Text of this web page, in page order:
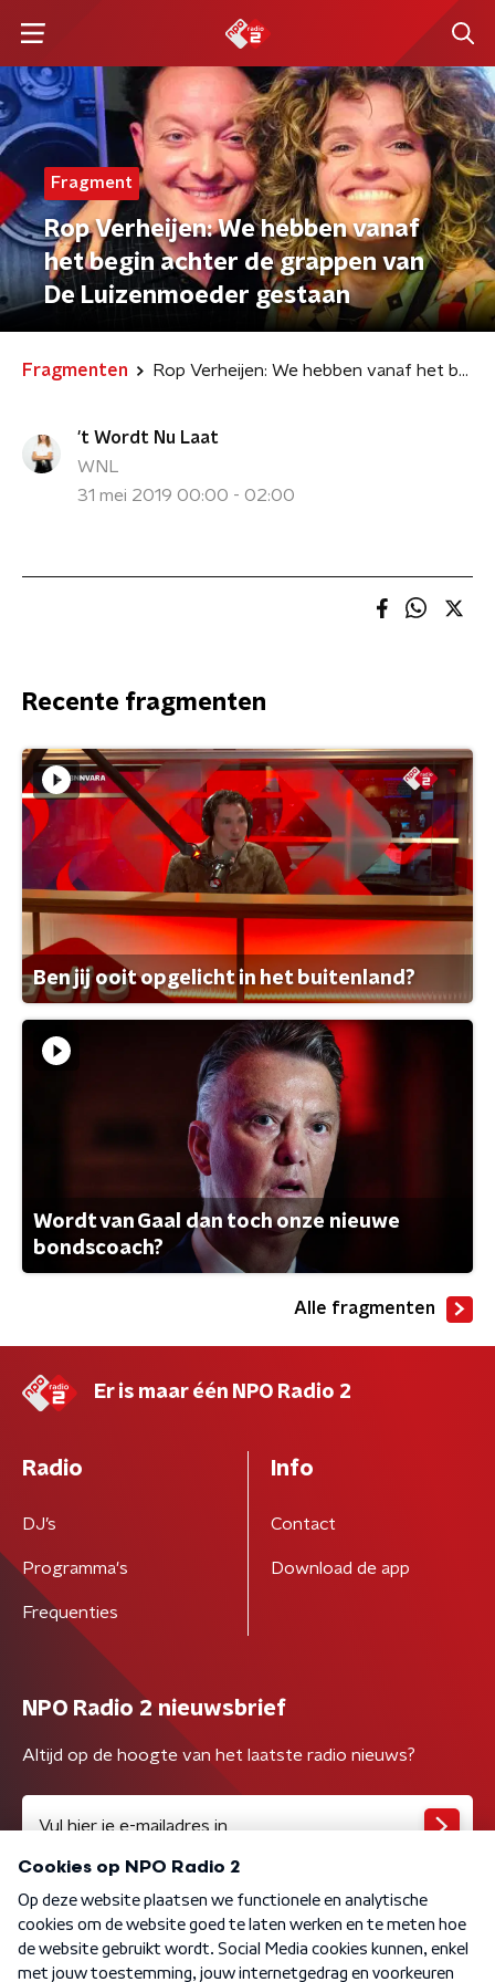
Fragment
Rop Verheijen: We hebben vanaf
het begin achter de grappen van
De Luizenmoeder gestaan
Fragmenten Rop Verheijen: We hebben vanaf het begin achter de grappen van De Luizenmoeder gestaan
't Wordt Nu Laat
WNL
31 mei 2019 00:00 - 02:00
Recente fragmenten
Ben jij ooit opgelicht in het buitenland?
Wordt van Gaal dan toch onze nieuwe
bondscoach?
Alle fragmenten
Er is maar één NPO Radio 2
Radio
DJ’s
Programma's
Frequenties
Info
Contact
Download de app
NPO Radio 2 nieuwsbrief
Altijd op de hoogte van het laatste radio nieuws?
Algemene voorwaarden